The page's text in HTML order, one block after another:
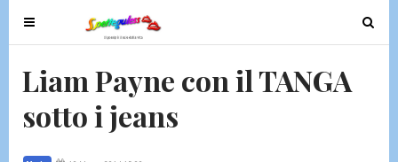
T
o
e
T
o
Liam Payne con il TANGA
sotto i jeans